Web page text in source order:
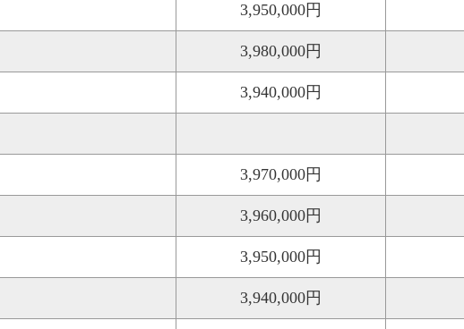
3,950,000円
3,980,000円
3,940,000円
3,970,000円
3,960,000円
3,950,000円
3,940,000円